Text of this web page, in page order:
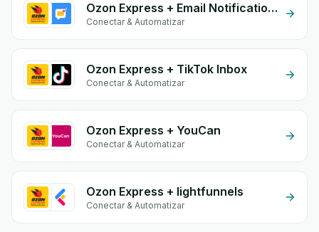
Ozon Express + Email Notifications by eGrow
Conectar & Automatizar
Ozon Express + TikTok Inbox
Conectar & Automatizar
Ozon Express + YouCan
Conectar & Automatizar
Ozon Express + lightfunnels
Conectar & Automatizar